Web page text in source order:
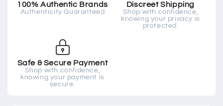
100% Authentic Brands
Authenticity Guaranteed
Discreet Shipping
Shop with confidence,
knowing your privacy is
protected.
Safe & Secure Payment
Shop with confidence,
knowing your payment is
secure.